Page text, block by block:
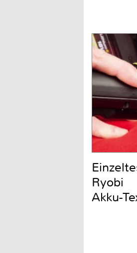
Ryobi
Akku-